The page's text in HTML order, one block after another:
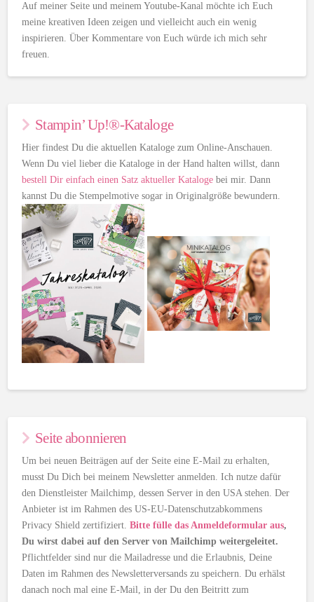
Auf meiner Seite und meinem Youtube-Kanal möchte ich Euch
meine kreativen Ideen zeigen und vielleicht auch ein wenig
inspirieren. Über Kommentare von Euch würde ich mich sehr
freuen.
Stampin’ Up!®-Kataloge
Hier findest Du die aktuellen Kataloge zum Online-Anschauen.
Wenn Du viel lieber die Kataloge in der Hand halten willst, dann
bestell Dir einfach einen Satz aktueller Kataloge bei mir. Dann
kannst Du die Stempelmotive sogar in Originalgröße bewundern.
Seite abonnieren
Um bei neuen Beiträgen auf der Seite eine E-Mail zu erhalten,
musst Du Dich bei meinem Newsletter anmelden. Ich nutze dafür
den Dienstleister Mailchimp, dessen Server in den USA stehen. Der
Anbieter ist im Rahmen des US-EU-Datenschutzabkommens
Privacy Shield zertifiziert.Bitte fülle das Anmeldeformular aus,
Du wirst dabei auf den Server von Mailchimp weitergeleitet.
Pflichtfelder sind nur die Mailadresse und die Erlaubnis, Deine
Daten im Rahmen des Newsletterversands zu speichern. Du erhälst
danach noch mal eine E-Mail, in der Du den Beitritt zum